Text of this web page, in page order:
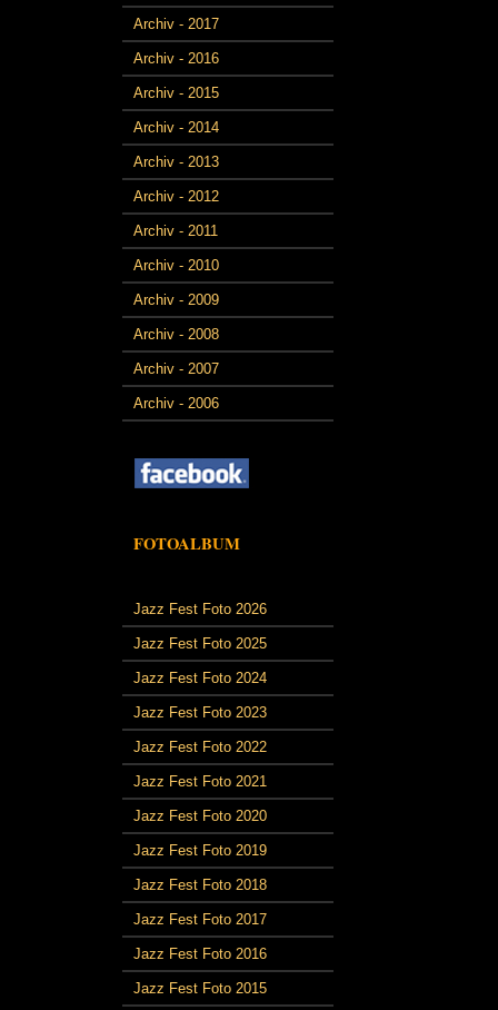
Archiv - 2017
Archiv - 2016
Archiv - 2015
Archiv - 2014
Archiv - 2013
Archiv - 2012
Archiv - 2011
Archiv - 2010
Archiv - 2009
Archiv - 2008
Archiv - 2007
Archiv - 2006
FOTOALBUM
Jazz Fest Foto 2026
Jazz Fest Foto 2025
Jazz Fest Foto 2024
Jazz Fest Foto 2023
Jazz Fest Foto 2022
Jazz Fest Foto 2021
Jazz Fest Foto 2020
Jazz Fest Foto 2019
Jazz Fest Foto 2018
Jazz Fest Foto 2017
Jazz Fest Foto 2016
Jazz Fest Foto 2015